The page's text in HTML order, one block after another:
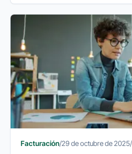
Facturación/29 de octubre de 2025/